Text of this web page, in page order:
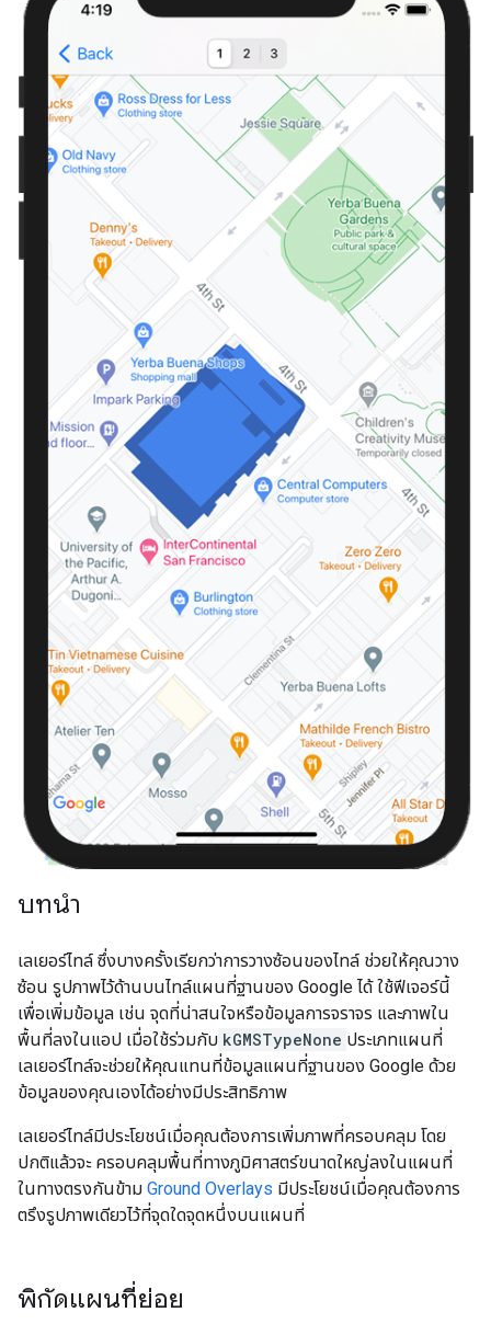
บทนำ
เลเยอร์ไทล์ ซึ่งบางครั้งเรียกว่าการวางซ้อนของไทล์ ช่วยให้คุณวาง
ซ้อน รูปภาพไว้ด้านบนไทล์แผนที่ฐานของ Google ได้ ใช้ฟีเจอร์นี้
เพื่อเพิ่มข้อมูล เช่น จุดที่น่าสนใจหรือข้อมูลการจราจร และภาพใน
พื้นที่ลงในแอป เมื่อใช้ร่วมกับ kGMSTypeNone ประเภทแผนที่
เลเยอร์ไทล์จะช่วยให้คุณแทนที่ข้อมูลแผนที่ฐานของ Google ด้วย
ข้อมูลของคุณเองได้อย่างมีประสิทธิภาพ
เลเยอร์ไทล์มีประโยชน์เมื่อคุณต้องการเพิ่มภาพที่ครอบคลุม โดย
ปกติแล้วจะ ครอบคลุมพื้นที่ทางภูมิศาสตร์ขนาดใหญ่ลงในแผนที่
ในทางตรงกันข้าม Ground Overlays มีประโยชน์เมื่อคุณต้องการ
ตรึงรูปภาพเดียวไว้ที่จุดใดจุดหนึ่งบนแผนที่
พิกัดแผนที่ย่อย